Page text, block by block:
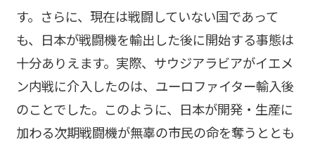
す。さらに、現在は戦闘していない国であって
も、日本が戦闘機を輸出した後に開始する事態は
十分ありえます。実際、サウジアラビアがイエメ
ン内戦に介入したのは、ユーロファイター輸入後
のことでした。このように、日本が開発・生産に
加わる次期戦闘機が無辜の市民の命を奪うととも